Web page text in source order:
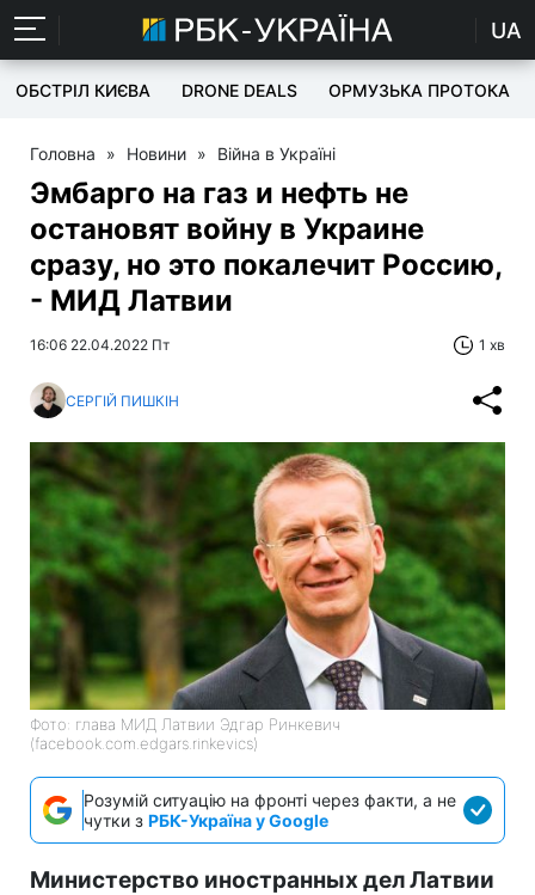
UA
ОБСТРІЛ КИЄВА DRONE DEALS ОРМУЗЬКА ПРОТОКА
Головна » Новини » Війна в Україні
Эмбарго на газ и нефть не
остановят войну в Украине
сразу, но это покалечит Россию,
- МИД Латвии
16:06 22.04.2022 Пт 1 хв
СЕРГІЙ ПИШКІН
Фото: глава МИД Латвии Эдгар Ринкевич
(facebook.com.edgars.rinkevics)
Розумій ситуацію на фронті через факти, а не
чутки з РБК-Україна у Google
Министерство иностранных дел Латвии